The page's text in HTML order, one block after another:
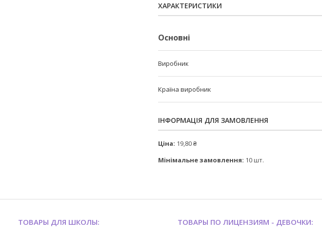
ХАРАКТЕРИСТИКИ
Основні
Виробник
Країна виробник
ІНФОРМАЦІЯ ДЛЯ ЗАМОВЛЕННЯ
Ціна: 19,80 ₴
Мінімальне замовлення: 10 шт.
ТОВАРЫ ДЛЯ ШКОЛЫ: ТОВАРЫ ПО ЛИЦЕНЗИЯМ - ДЕВОЧКИ: